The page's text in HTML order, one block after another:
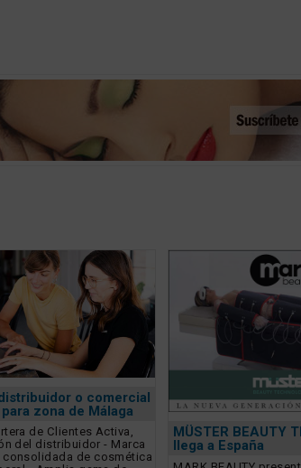
o comercial
zona de Málaga
de Clientes Activa,
del distribuidor - Marca
de cosmética
MÜSTER BEAUTY
llega a España